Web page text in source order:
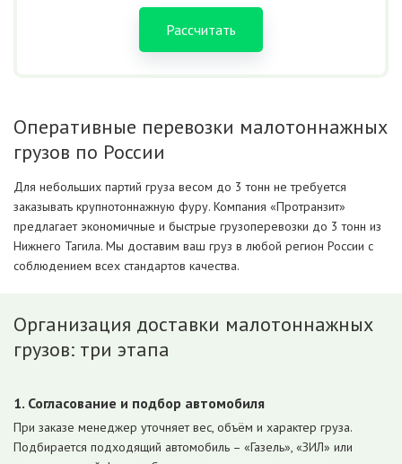
Рассчитать
Оперативные перевозки малотоннажных
грузов по России
Для небольших партий груза весом до 3 тонн не требуется
заказывать крупнотоннажную фуру. Компания «Протранзит»
предлагает экономичные и быстрые грузоперевозки до 3 тонн из
Нижнего Тагила. Мы доставим ваш груз в любой регион России с
соблюдением всех стандартов качества.
Организация доставки малотоннажных
грузов: три этапа
1. Согласование и подбор автомобиля
При заказе менеджер уточняет вес, объём и характер груза.
Подбирается подходящий автомобиль – «Газель», «ЗИЛ» или